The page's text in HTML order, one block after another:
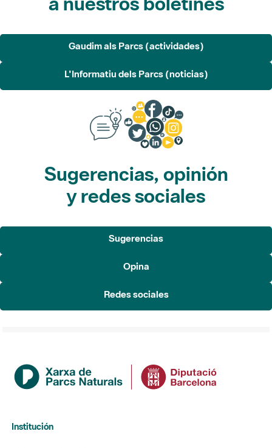
Gaudim als Parcs (actividades)
L'Informatiu dels Parcs (noticias)
Sugerencias, opinión
y redes sociales
Sugerencias
Opina
Redes sociales
Institución